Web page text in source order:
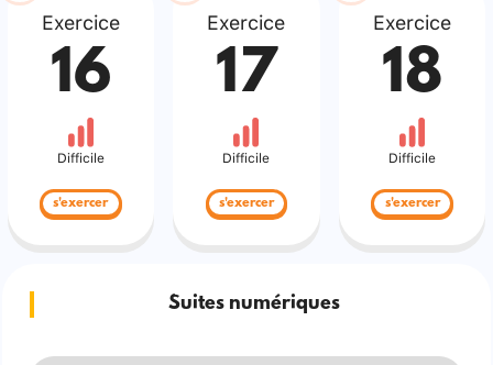
Exercice
16
Difficile
s'exercer
Exercice
17
Difficile
s'exercer
Exercice
18
Difficile
s'exercer
Suites numériques